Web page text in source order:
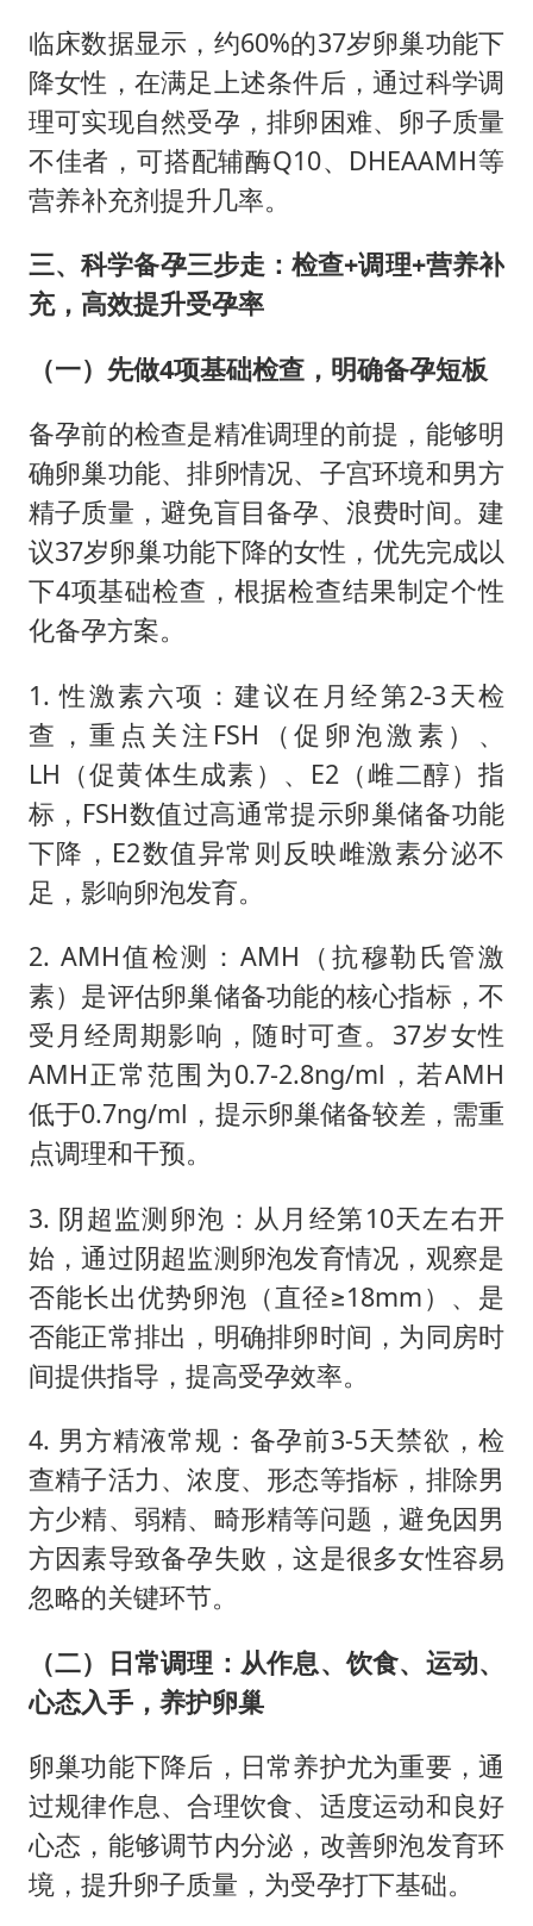
临床数据显示，约60%的37岁卵巢功能下
降女性，在满足上述条件后，通过科学调
理可实现自然受孕，排卵困难、卵子质量
不佳者，可搭配辅酶Q10、DHEAAMH等
营养补充剂提升几率。
三、科学备孕三步走：检查+调理+营养补
充，高效提升受孕率
（一）先做4项基础检查，明确备孕短板
备孕前的检查是精准调理的前提，能够明
确卵巢功能、排卵情况、子宫环境和男方
精子质量，避免盲目备孕、浪费时间。建
议37岁卵巢功能下降的女性，优先完成以
下4项基础检查，根据检查结果制定个性
化备孕方案。
1. 性激素六项：建议在月经第2-3天检
查，重点关注FSH（促卵泡激素）、
LH（促黄体生成素）、E2（雌二醇）指
标，FSH数值过高通常提示卵巢储备功能
下降，E2数值异常则反映雌激素分泌不
足，影响卵泡发育。
2. AMH值检测：AMH（抗穆勒氏管激
素）是评估卵巢储备功能的核心指标，不
受月经周期影响，随时可查。37岁女性
AMH正常范围为0.7-2.8ng/ml，若AMH
低于0.7ng/ml，提示卵巢储备较差，需重
点调理和干预。
3. 阴超监测卵泡：从月经第10天左右开
始，通过阴超监测卵泡发育情况，观察是
否能长出优势卵泡（直径≥18mm）、是
否能正常排出，明确排卵时间，为同房时
间提供指导，提高受孕效率。
4. 男方精液常规：备孕前3-5天禁欲，检
查精子活力、浓度、形态等指标，排除男
方少精、弱精、畸形精等问题，避免因男
方因素导致备孕失败，这是很多女性容易
忽略的关键环节。
（二）日常调理：从作息、饮食、运动、
心态入手，养护卵巢
卵巢功能下降后，日常养护尤为重要，通
过规律作息、合理饮食、适度运动和良好
心态，能够调节内分泌，改善卵泡发育环
境，提升卵子质量，为受孕打下基础。